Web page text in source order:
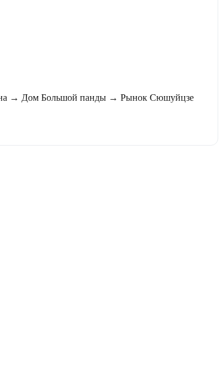
→ Дом Большой панды → Рынок Сюшуйцзе